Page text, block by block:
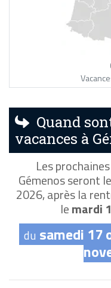
Quand
vacances à
Les prochaines
Gémenos seront
2026, après la
lemardi 1
du samedi 17